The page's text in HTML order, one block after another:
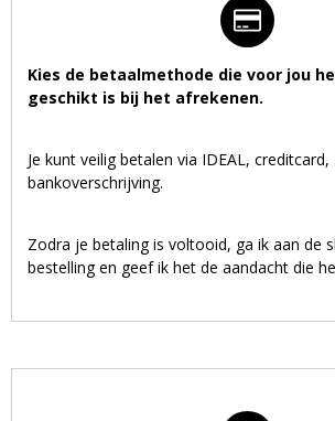
Kies de betaalmethode die voor jou
geschikt is bij het afrekenen.
Je kunt veilig betalen via IDEAL,
bankoverschrijving.
Zodra je betaling is voltooid, ga ik aan de
bestelling en geef ik het de aandacht die